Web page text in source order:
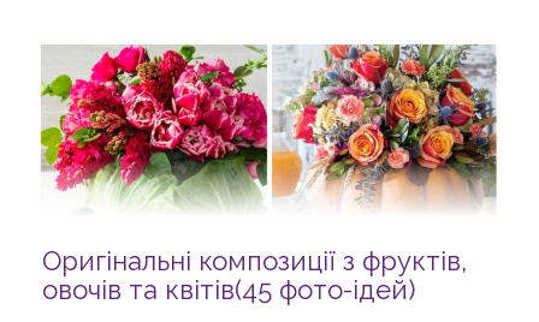
Оригінальні композиції з фруктів,
овочів та квітів(45 фото-ідей)